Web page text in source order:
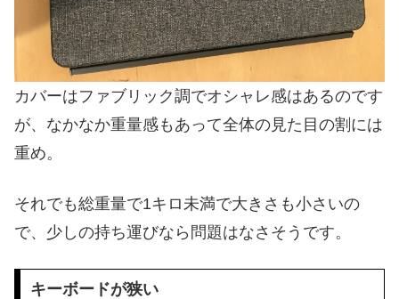
カバーはファブリック調でオシャレ感はあるのです
が、なかなか重量感もあって全体の見た目の割には
重め。
それでも総重量で1キロ未満で大きさも小さいの
で、少しの持ち運びなら問題はなさそうです。
キーボードが狭い